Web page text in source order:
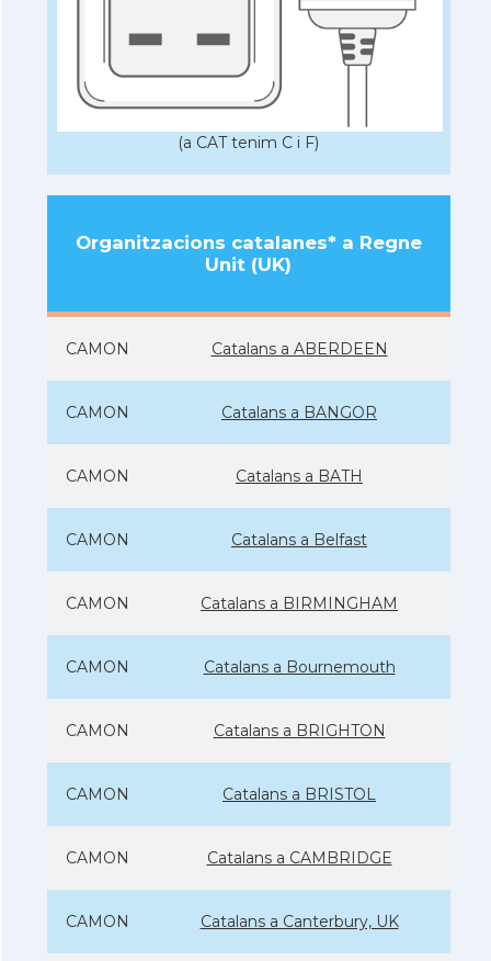
(a CAT tenim C i F)
Organitzacions catalanes* a Regne
Unit (UK)
CAMON Catalans a ABERDEEN
CAMON Catalans a BANGOR
CAMON Catalans a BATH
CAMON Catalans a Belfast
CAMON Catalans a BIRMINGHAM
CAMON Catalans a Bournemouth
CAMON Catalans a BRIGHTON
CAMON Catalans a BRISTOL
CAMON Catalans a CAMBRIDGE
CAMON Catalans a Canterbury, UK